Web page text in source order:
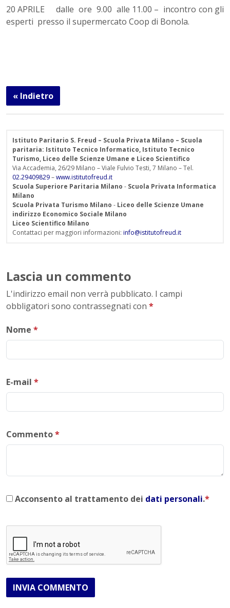
20 APRILE dalle ore 9.00 alle 11.00 – incontro con gli
esperti presso il supermercato Coop di Bonola.
« Indietro
Istituto Paritario S. Freud – Scuola Privata Milano – Scuola
paritaria: Istituto Tecnico Informatico, Istituto Tecnico
Turismo, Liceo delle Scienze Umane e Liceo Scientifico
Via Accademia, 26/29 Milano – Viale Fulvio Testi, 7 Milano – Tel.
02.29409829–www.istitutofreud.it
Scuola Superiore Paritaria Milano - Scuola Privata Informatica
Milano
Scuola Privata Turismo Milano - Liceo delle Scienze Umane
indirizzo Economico Sociale Milano
Liceo Scientifico Milano
Contattaci per maggiori informazioni: info@istitutofreud.it
Lascia un commento
L'indirizzo email non verrà pubblicato. I campi
obbligatori sono contrassegnati con *
Nome *
E-mail *
Commento*
Acconsento al trattamento dei dati personali.*
INVIA COMMENTO